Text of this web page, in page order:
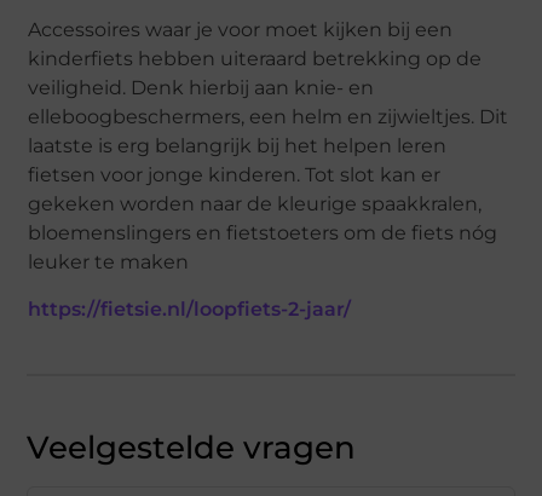
Accessoires waar je voor moet kijken bij een
kinderfiets hebben uiteraard betrekking op de
veiligheid. Denk hierbij aan knie- en
elleboogbeschermers, een helm en zijwieltjes. Dit
laatste is erg belangrijk bij het helpen leren
fietsen voor jonge kinderen. Tot slot kan er
gekeken worden naar de kleurige spaakkralen,
bloemenslingers en fietstoeters om de fiets nóg
leuker te maken
https://fietsie.nl/loopfiets-2-jaar/
Veelgestelde vragen